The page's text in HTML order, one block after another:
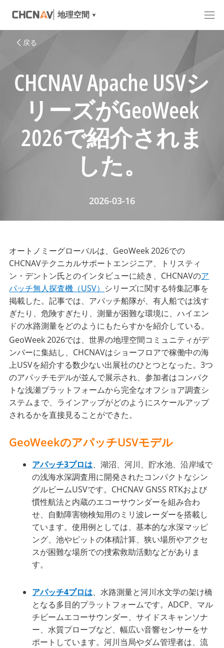
地理空間
戻る
CHCNAV Apache USVシ
リーズがGeoWeek
2026で紹介されま
した。
2026-03-16
オートノミーグローバルは、GeoWeek 2026での
CHCNAVテクニカルサポートエンジニア、トリスティ
ン・デントン氏とのインタビューに続き、CHCNAVのア
パッチ無人探査機（USV） シリーズに関する特集記事を
掲載した。記事では、アパッチ船隊が、有人船では浅す
ぎたり、危険すぎたり、測量が困難な環境に、ハイエン
ドの水路測量をどのようにもたらすかを紹介している。
GeoWeek 2026では、世界の地理空間コミュニティがデ
ンバーに集結し、CHCNAVはショーフロアで稼働中の海
上USVを紹介する数少ない出展社のひとつとなった。3つ
のアパッチモデルが並んで展示され、参加者はコンパク
トな浅瀬プラットフォームから完全なオフショア調査シ
ステムまで、ラインアップがどのようにスケールアップ
されるかを直接見ることができた。
GeoWeekのアパッチUSVモデル
アパッチ3プロは、湖沼、河川、貯水池、沿岸域で
の浅海水深調査用に開発されたコンパクトなシン
グルビームUSVです。CHCNAV GNSS RTKおよび
慣性航法と内蔵のエコーサウンダーを組み合わ
せ、自動障害物検知用のミリ波レーダーを搭載し
ています。使用例としては、基本的な水深マッピ
ング、池やピットの体積計算、狭い場所やアクセ
スが困難な場所での捜索救助活動などがありま
す。
アパッチ4プロは、水路測量と河川水文学の架け橋
となる多目的プラットフォームです。ADCP、マル
チビームエコーサウンダー、サイドスキャンソナ
ー、水質プローブなど、幅広い音響センサーをサ
ポートしています。河川当局やダム管理者は、流